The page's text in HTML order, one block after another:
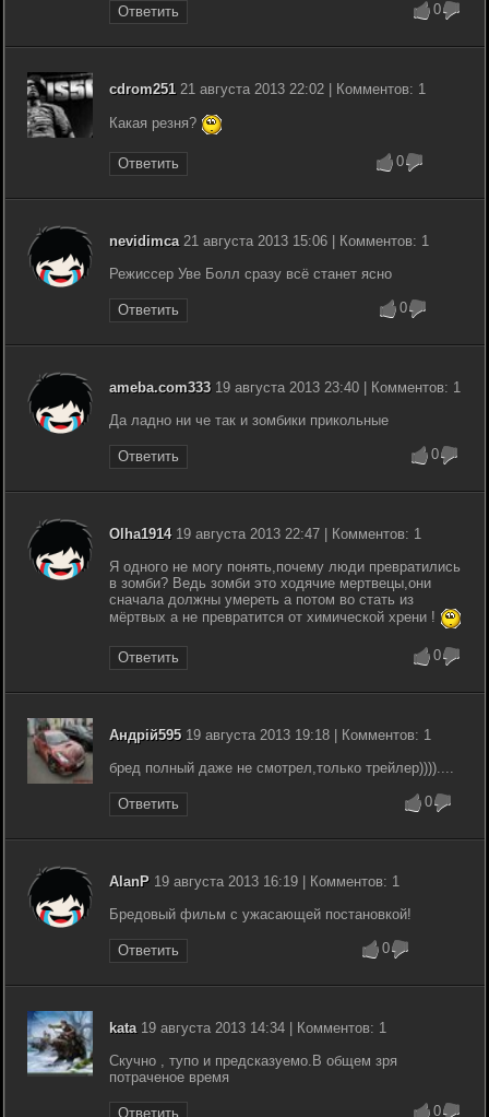
Ответить 0
cdrom251 21 августа 2013 22:02 | Комментов: 1
Какая резня?
Ответить 0
nevidimca21 августа 2013 15:06 | Комментов: 1
Режиссер Уве Болл сразу всё станет ясно
Ответить 0
ameba.com33319 августа 2013 23:40 | Комментов: 1
Да ладно ни че так и зомбики прикольные
Ответить 0
Olha191419 августа 2013 22:47 | Комментов: 1
Я одного не могу понять,почему люди превратились
в зомби? Ведь зомби это ходячие мертвецы,они
сначала должны умереть а потом во стать из
мёртвых а не превратится от химической хрени !
Ответить 0
Андрій59519 августа 2013 19:18 | Комментов: 1
бред полный даже не смотрел,только трейлер))))....
Ответить 0
AlanP 19 августа 2013 16:19 | Комментов: 1
Бредовый фильм с ужасающей постановкой!
Ответить 0
kata19 августа 2013 14:34 | Комментов: 1
Скучно , тупо и предсказуемо.В общем зря
потраченое время
Ответить 0